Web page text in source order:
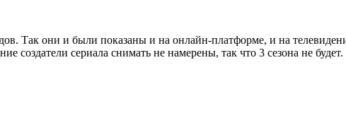
Так они и были показаны и на онлайн-платформе, и на
сериала снимать не намерены, так что 3 сезона не